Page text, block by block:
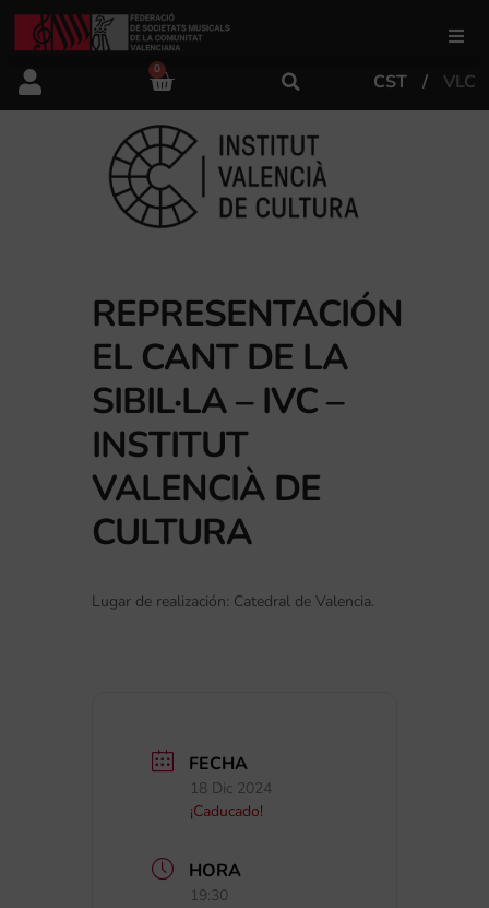
FSMCV
Áreas de gestión
Área educativa
Área artística
Actualidad
0
CST VLC
REPRESENTACIÓN
EL CANT DE LA
SIBIL·LA – IVC –
INSTITUT
VALENCIÀ DE
CULTURA
Lugar de realización: Catedral de Valencia.
FECHA
18 Dic 2024
¡Caducado!
HORA
19:30